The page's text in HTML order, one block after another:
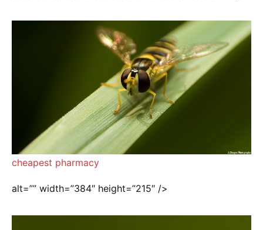
cheapest pharmacy
alt=”” width=”384″ height=”215″ />